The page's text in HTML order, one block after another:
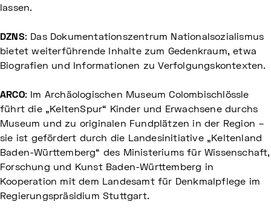
lassen.
DZNS: Das Dokumentationszentrum Nationalsozialismus
bietet weiterführende Inhalte zum Gedenkraum, etwa
Biografien und Informationen zu Verfolgungskontexten.
ARCO: Im Archäologischen Museum Colombischlössle
führt die „KeltenSpur“ Kinder und Erwachsene durchs
Museum und zu originalen Fundplätzen in der Region –
sie ist gefördert durch die Landesinitiative „Keltenland
Baden-Württemberg“ des Ministeriums für Wissenschaft,
Forschung und Kunst Baden-Württemberg in
Kooperation mit dem Landesamt für Denkmalpflege im
Regierungspräsidium Stuttgart.